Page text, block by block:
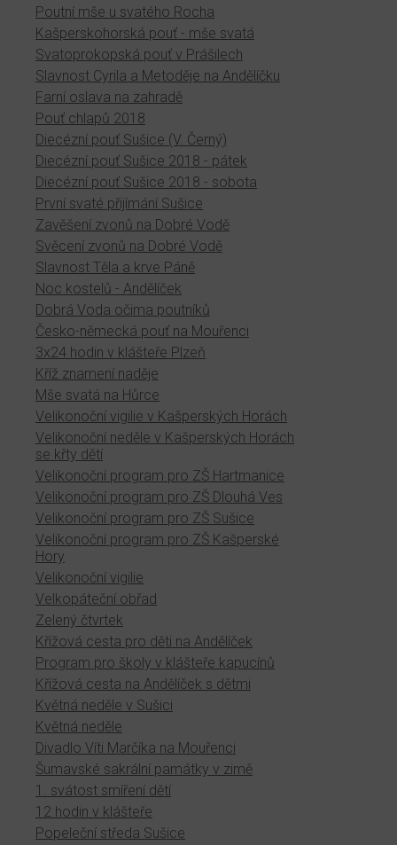
Poutní mše u svatého Rocha
Kašperskohorská pouť - mše svatá
Svatoprokopská pouť v Prášilech
Slavnost Cyrila a Metoděje na Andělíčku
Farní oslava na zahradě
Pouť chlapů 2018
Diecézní pouť Sušice (V. Černý)
Diecézní pouť Sušice 2018 - pátek
Diecézní pouť Sušice 2018 - sobota
První svaté přijímání Sušice
Zavěšení zvonů na Dobré Vodě
Svěcení zvonů na Dobré Vodě
Slavnost Těla a krve Páně
Noc kostelů - Andělíček
Dobrá Voda očima poutníků
Česko-německá pouť na Mouřenci
3x24 hodin v klášteře Plzeň
Kříž znamení naděje
Mše svatá na Hůrce
Velikonoční vigilie v Kašperských Horách
Velikonoční neděle v Kašperských Horách
se křty dětí
Velikonoční program pro ZŠ Hartmanice
Velikonoční program pro ZŠ Dlouhá Ves
Velikonoční program pro ZŠ Sušice
Velikonoční program pro ZŠ Kašperské
Hory
Velikonoční vigilie
Velkopáteční obřad
Zelený čtvrtek
Křížová cesta pro děti na Andělíček
Program pro školy v klášteře kapucínů
Křížová cesta na Andělíček s dětmi
Květná neděle v Sušici
Květná neděle
Divadlo Víti Marčíka na Mouřenci
Šumavské sakrální památky v zimě
1. svátost smíření dětí
12 hodin v klášteře
Popeleční středa Sušice